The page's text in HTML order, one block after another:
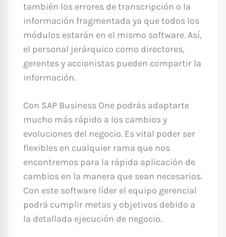
también los errores de transcripción o la
información fragmentada ya que todos los
módulos estarán en el mismo software. Así,
el personal jerárquico como directores,
gerentes y accionistas pueden compartir la
información.
Con SAP Business One podrás adaptarte
mucho más rápido a los cambios y
evoluciones del negocio. Es vital poder ser
flexibles en cualquier rama que nos
encontremos para la rápida aplicación de
cambios en la manera que sean necesarios.
Con este software líder el equipo gerencial
podrá cumplir metas y objetivos debido a
la detallada ejecución de negocio.